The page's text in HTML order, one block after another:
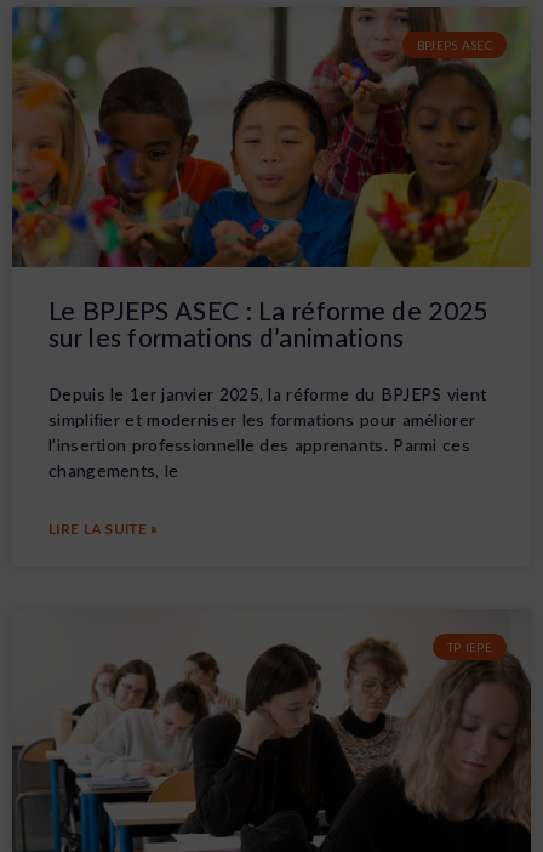
BPJEPS ASEC
Le BPJEPS ASEC : La réforme de 2025
sur les formations d’animations
Depuis le 1er janvier 2025, la réforme du BPJEPS vient
simplifier et moderniser les formations pour améliorer
l’insertion professionnelle des apprenants. Parmi ces
changements, le
LIRE LA SUITE »
TP IEPE